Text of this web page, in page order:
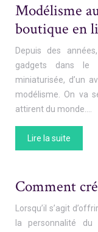
Modélisme
boutique en
Depuis des
gadgets dans le
miniaturisée, d’un
modélisme. On va
attirent du monde….
Lire la suite
Comment
Lorsqu’il s’agit
la personnalité